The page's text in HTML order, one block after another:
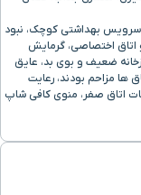
سرویس بهداشتی کوچک، نبود
اتاق اختصاصی، گرمایش
آب صبح ساعت 7، نظافت آشپزخانه ضعیف و بوی بد، عایق
ها مزاحم بودند، رعایت
اتاق صفر، منوی کافی شاپ